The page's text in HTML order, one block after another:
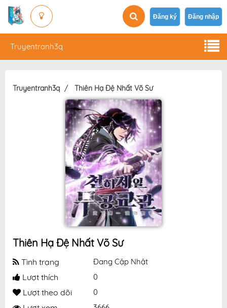
Đăng ký Đăng nhập
Truyentranh3q
Truyentranh3q Thiên Hạ Đệ Nhất Võ Sư
Thiên Hạ Đệ Nhất Võ Sư
Tình trạng Đang Cập Nhật
Lượt thích 0
Lượt theo dõi 0